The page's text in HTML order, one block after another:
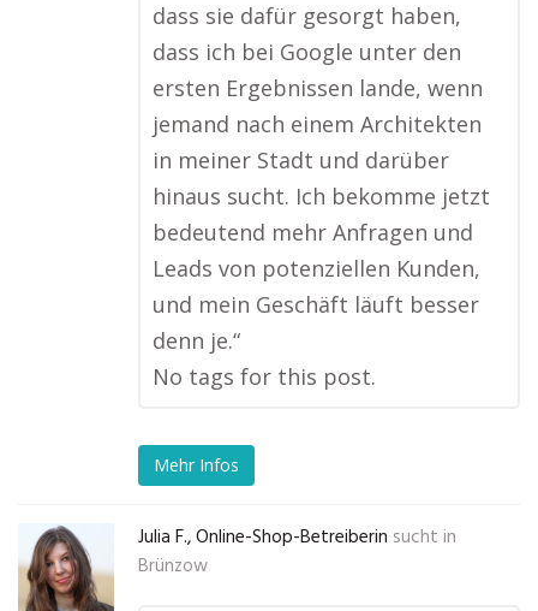
dass sie dafür gesorgt haben,
dass ich bei Google unter den
ersten Ergebnissen lande, wenn
jemand nach einem Architekten
in meiner Stadt und darüber
hinaus sucht. Ich bekomme jetzt
bedeutend mehr Anfragen und
Leads von potenziellen Kunden,
und mein Geschäft läuft besser
denn je.“
No tags for this post.
Mehr Infos
Julia F., Online-Shop-Betreiberin sucht in
Brünzow